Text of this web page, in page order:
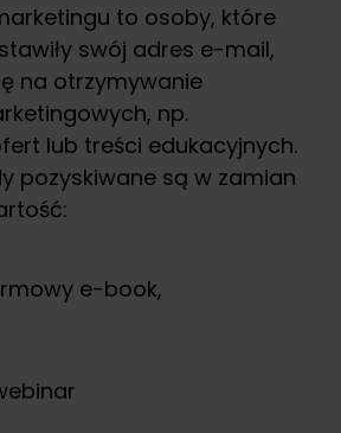
to osoby, które
swój adres e-mail,
na otrzymywanie
np.
lub treści edukacyjnych.
pozyskiwane są w zamian
e-book,